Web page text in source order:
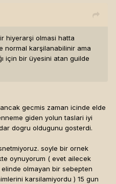
hiyerarşi olmasi hatta
normal karşilanabilinir ama
için bir üyesini atan guilde
gecmis zaman icinde elde
giden yolun taslari iyi
dogru oldugunu gosterdi.
soyle bir ornek
oynuyorum ( evet ailecek
olmayan bir sebepten
karsilamiyordu ) 15 gun